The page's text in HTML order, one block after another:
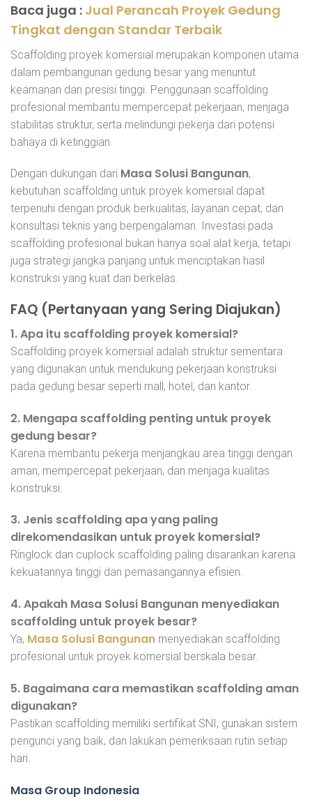
Baca juga : Jual Perancah Proyek Gedung
Tingkat dengan Standar Terbaik
Scaffolding proyek komersial merupakan komponen utama
dalam pembangunan gedung besar yang menuntut
keamanan dan presisi tinggi. Penggunaan scaffolding
profesional membantu mempercepat pekerjaan, menjaga
stabilitas struktur, serta melindungi pekerja dari potensi
bahaya di ketinggian.
Dengan dukungan dari Masa Solusi Bangunan,
kebutuhan scaffolding untuk proyek komersial dapat
terpenuhi dengan produk berkualitas, layanan cepat, dan
konsultasi teknis yang berpengalaman. Investasi pada
scaffolding profesional bukan hanya soal alat kerja, tetapi
juga strategi jangka panjang untuk menciptakan hasil
konstruksi yang kuat dan berkelas.
FAQ (Pertanyaan yang Sering Diajukan)
1. Apa itu scaffolding proyek komersial?
Scaffolding proyek komersial adalah struktur sementara
yang digunakan untuk mendukung pekerjaan konstruksi
pada gedung besar seperti mall, hotel, dan kantor.
2. Mengapa scaffolding penting untuk proyek
gedung besar?
Karena membantu pekerja menjangkau area tinggi dengan
aman, mempercepat pekerjaan, dan menjaga kualitas
konstruksi.
3. Jenis scaffolding apa yang paling
direkomendasikan untuk proyek komersial?
Ringlock dan cuplock scaffolding paling disarankan karena
kekuatannya tinggi dan pemasangannya efisien.
4. Apakah Masa Solusi Bangunan menyediakan
scaffolding untuk proyek besar?
Ya, Masa Solusi Bangunan menyediakan scaffolding
profesional untuk proyek komersial berskala besar.
5. Bagaimana cara memastikan scaffolding aman
digunakan?
Pastikan scaffolding memiliki sertifikat SNI, gunakan sistem
pengunci yang baik, dan lakukan pemeriksaan rutin setiap
hari.
Masa Group Indonesia